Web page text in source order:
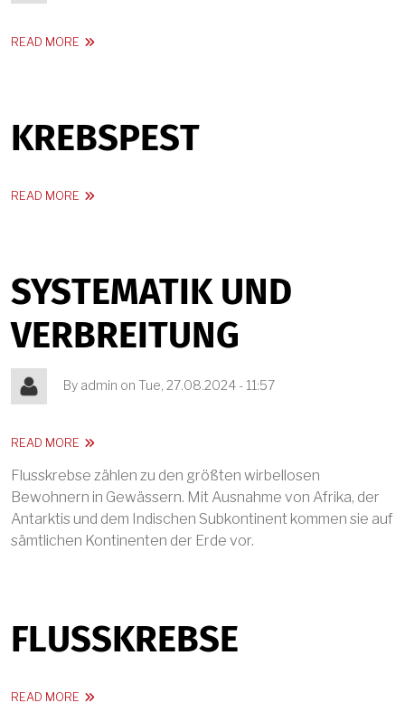
READ MORE ABOUT FLUSSKREBSE
KREBSPEST
READ MORE ABOUT KREBSPEST
SYSTEMATIK UND
VERBREITUNG
By admin on Tue, 27.08.2024 - 11:57
READ MORE ABOUT SYSTEMATIK UND VERBREITUNG
Flusskrebse zählen zu den größten wirbellosen
Bewohnern in Gewässern. Mit Ausnahme von Afrika, der
Antarktis und dem Indischen Subkontinent kommen sie auf
sämtlichen Kontinenten der Erde vor.
FLUSSKREBSE
READ MORE ABOUT FLUSSKREBSE